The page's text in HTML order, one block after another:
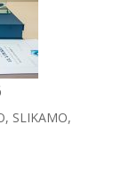
SLIKAMO,